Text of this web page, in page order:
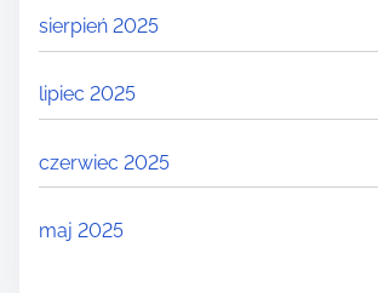
sierpień 2025
lipiec 2025
czerwiec 2025
maj 2025